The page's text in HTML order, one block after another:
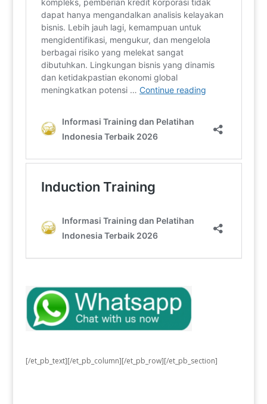
[/et_pb_text][/et_pb_column][/et_pb_row][/et_pb_section]